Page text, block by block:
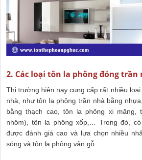
2. Các loại tôn la phông đóng trần
Thị trường hiện nay cung cấp rất nhiều
nhà, như tôn la phông trần nhà bằng
bằng thạch cao, tôn la phông xi măng,
nhôm), tôn la phông xốp,… Trong đó,
được đánh giá cao và lựa chọn nhiều
sóng và tôn la phông vân gỗ.